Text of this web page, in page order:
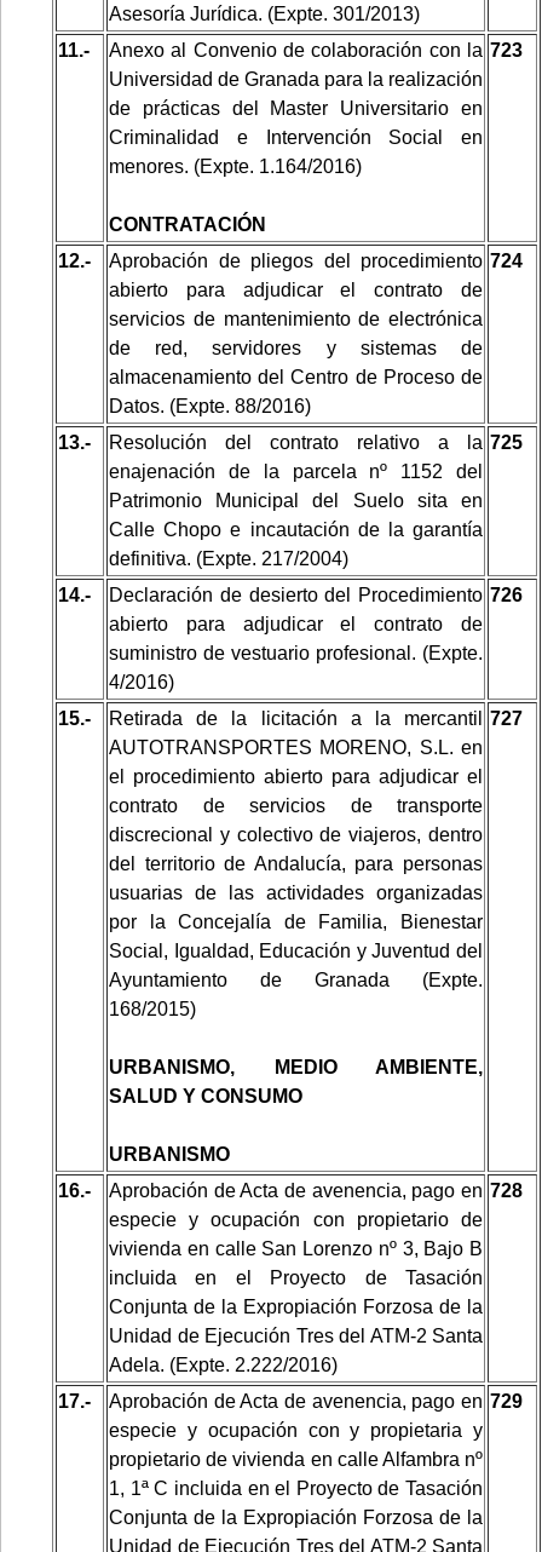
Asesoría Jurídica. (Expte. 301/2013)
11.-
Anexo al Convenio de colaboración con la
Universidad de Granada para la realización
de prácticas del Master Universitario en
Criminalidad e Intervención Social en
menores. (Expte. 1.164/2016)
CONTRATACIÓN
723
12.-
Aprobación de pliegos del procedimiento
abierto para adjudicar el contrato de
servicios de mantenimiento de electrónica
de red, servidores y sistemas de
almacenamiento del Centro de Proceso de
Datos. (Expte. 88/2016)
724
13.-
Resolución del contrato relativo a la
enajenación de la parcela nº 1152 del
Patrimonio Municipal del Suelo sita en
Calle Chopo e incautación de la garantía
definitiva. (Expte. 217/2004)
725
14.-
Declaración de desierto del Procedimiento
abierto para adjudicar el contrato de
suministro de vestuario profesional. (Expte.
4/2016)
726
15.-
Retirada de la licitación a la mercantil
AUTOTRANSPORTES MORENO, S.L. en
el procedimiento abierto para adjudicar el
contrato de servicios de transporte
discrecional y colectivo de viajeros, dentro
del territorio de Andalucía, para personas
usuarias de las actividades organizadas
por la Concejalía de Familia, Bienestar
Social, Igualdad, Educación y Juventud del
Ayuntamiento de Granada (Expte.
168/2015)
URBANISMO, MEDIO AMBIENTE,
SALUD Y CONSUMO
URBANISMO
727
16.-
Aprobación de Acta de avenencia, pago en
especie y ocupación con propietario de
vivienda en calle San Lorenzo nº 3, Bajo B
incluida en el Proyecto de Tasación
Conjunta de la Expropiación Forzosa de la
Unidad de Ejecución Tres del ATM-2 Santa
Adela. (Expte. 2.222/2016)
728
17.-
Aprobación de Acta de avenencia, pago en
especie y ocupación con y propietaria y
propietario de vivienda en calle Alfambra nº
1, 1ª C incluida en el Proyecto de Tasación
Conjunta de la Expropiación Forzosa de la
Unidad de Ejecución Tres del ATM-2 Santa
729